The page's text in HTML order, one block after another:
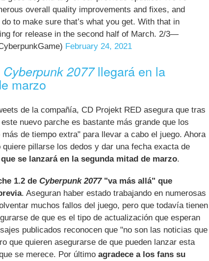
overall quality improvements and fixes, and
to make sure that’s what you get. With that in
for release in the second half of March. 2/3—
February 24, 2021
Cyberpunk 2077llegará en la
marzo
de la compañía, CD Projekt RED asegura que tras
nuevo parche es bastante más grande que los
de tiempo extra" para llevar a cabo el juego. Ahora
pillarse los dedos y dar una fecha exacta de
se lanzará en la segunda mitad de marzo.
1.2 de Cyberpunk 2077"va más allá" que
. Aseguran haber estado trabajando en numerosas
muchos fallos del juego, pero que todavía tienen
de que es el tipo de actualización que esperan
publicados reconocen que "no son las noticias que
que quieren asegurarse de que pueden lanzar esta
se merece. Por último agradece a los fans su